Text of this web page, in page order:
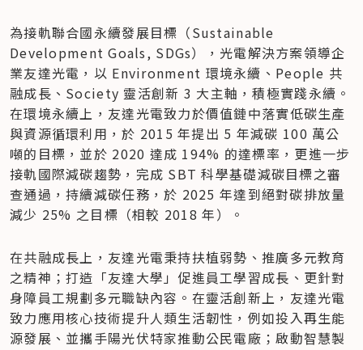
為接軌聯合國永續發展目標（Sustainable
Development Goals, SDGs），光電解決方案領導企
業友達光電，以 Environment 環境永續、People 共
融成長、Society 靈活創新 3 大主軸，積極實踐永續。
在環境永續上，友達光電致力於價值鏈中落實低碳生產
與資源循環利用，於 2015 年提出 5 年減碳 100 萬公
噸的目標，並於 2020 達成 194% 的達標率，更進一步
接軌國際減碳趨勢，完成 SBT 科學基礎減碳目標之審
查通過，持續減碳任務，於 2025 年達到絕對碳排放量
減少 25% 之目標（相較 2018 年）。
在共融成長上，友達光電秉持扶植弱勢、推廣多元教育
之精神；打造「友達大學」促進員工學習成長、更針對
身障員工規劃多元職缺內容。在靈活創新上，友達光電
致力應用核心技術提升人類生活韌性，例如投入再生能
源發展、並攜手陽光伏特家推動公民電廠；啟動智慧製